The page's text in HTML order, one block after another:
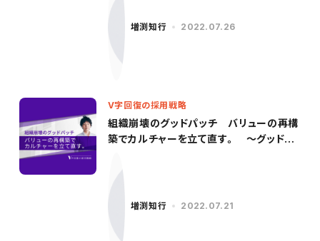
増渕知行 2022.07.26
V字回復の採用戦略
組織崩壊のグッドパッチ バリューの再構
築でカルチャーを立て直す。 〜グッドパ
増渕知行 2022.07.21